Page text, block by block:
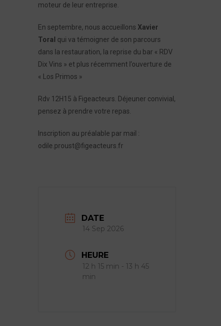
moteur de leur entreprise.
En septembre, nous accueillons Xavier
Toral qui va témoigner de son parcours
dans la restauration, la reprise du bar « RDV
Dix Vins » et plus récemment l’ouverture de
« Los Primos »
Rdv 12H15 à Figeacteurs. Déjeuner convivial,
pensez à prendre votre repas.
Inscription au préalable par mail :
odile.proust@figeacteurs.fr
DATE
14 Sep 2026
HEURE
12 h 15 min - 13 h 45
min